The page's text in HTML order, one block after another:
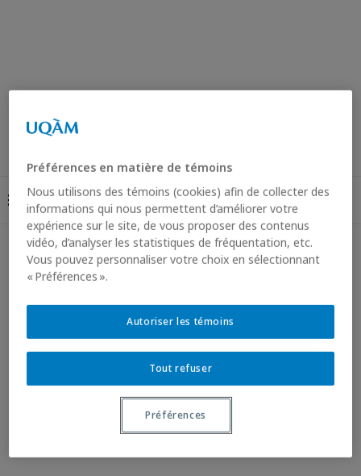
Préférences en matière de témoins
Nous utilisons des témoins (cookies) afin de collecter des
informations qui nous permettent d’améliorer votre
expérience sur le site, de vous proposer des contenus
vidéo, d’analyser les statistiques de fréquentation, etc.
Vous pouvez personnaliser votre choix en sélectionnant
« Préférences ».
Tout refuser
Autoriser les témoins
Préférences